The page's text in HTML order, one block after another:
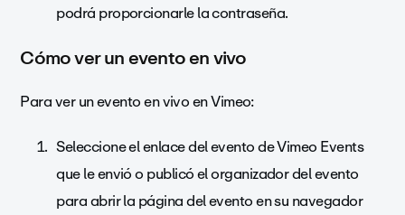
podrá proporcionarle la contraseña.
Cómo ver un evento en vivo
Para ver un evento en vivo en Vimeo:
Seleccione el enlace del evento de Vimeo Events
que le envió o publicó el organizador del evento
para abrir la página del evento en su navegador